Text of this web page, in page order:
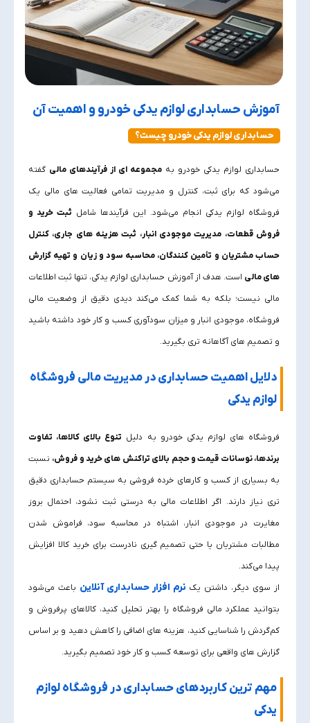
آموزش حسابداری لوازم یدکی خودرو و اهمیت آن
حسابداری لوازم یدکی خودرو چیست؟
حسابداری لوازم یدکی خودرو به مجموعه‌ ای از فرآیندهای مالی گفته
می‌شود که برای ثبت، کنترل و مدیریت تمامی فعالیت‌ های مالی یک
فروشگاه لوازم یدکی انجام می‌شود. این فرآیندها شامل ثبت خرید و
فروش قطعات، مدیریت موجودی انبار، ثبت هزینه‌ های جاری، کنترل
حساب مشتریان و تأمین‌ کنندگان، محاسبه سود و زیان و تهیه گزارش‌
های مالی است. هدف از آموزش حسابداری لوازم یدکی، تنها ثبت اطلاعات
مالی نیست؛ بلکه به شما کمک می‌کند دیدی دقیق از وضعیت مالی
فروشگاه، موجودی انبار و میزان سودآوری کسب‌ و کار خود داشته باشید
و تصمیم‌ های آگاهانه‌ تری بگیرید.
دلایل اهمیت حسابداری در مدیریت مالی فروشگاه
لوازم یدکی
فروشگاه‌ های لوازم یدکی خودرو به دلیل تنوع بالای کالاها، تفاوت
برندها، نوسانات قیمت و حجم بالای تراکنش‌ های خرید و فروش، نسبت
به بسیاری از کسب‌ و کارهای خرده‌ فروشی به سیستم حسابداری دقیق‌
تری نیاز دارند. اگر اطلاعات مالی به‌ درستی ثبت نشود، احتمال بروز
مغایرت در موجودی انبار، اشتباه در محاسبه سود، فراموش شدن
مطالبات مشتریان یا حتی تصمیم‌ گیری نادرست برای خرید کالا افزایش
پیدا می‌کند.
از سوی دیگر، داشتن یک نرم افزار حسابداری آنلاین باعث می‌شود
بتوانید عملکرد مالی فروشگاه را بهتر تحلیل کنید، کالاهای پرفروش و
کم‌گردش را شناسایی کنید، هزینه‌ های اضافی را کاهش دهید و بر اساس
گزارش‌ های واقعی برای توسعه کسب‌ و کار خود تصمیم بگیرید.
مهم‌ ترین کاربردهای حسابداری در فروشگاه لوازم
یدکی